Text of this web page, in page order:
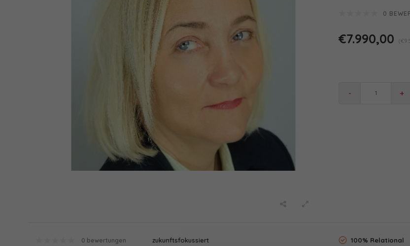
0
€7.990,00
- +
0 bewertungen zukunftsfokussiert 100% Relational